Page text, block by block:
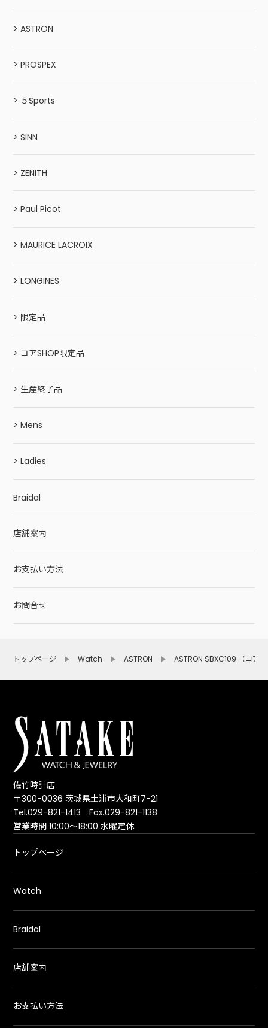
> ASTRON
> PROSPEX
> ５Sports
> SINN
> ZENITH
> Paul Picot
> MAURICE LACROIX
> LONGINES
> 限定品
> コアSHOP限定品
> 生産終了品
> Mens
> Ladies
Braidal
店舗案内
お支払い方法
お問合せ
トップページ Watch ASTRON ASTRON SBXC109 （コア
佐竹時計店
〒300-0036 茨城県土浦市大和町7-21
Tel.029-821-1413 Fax.029-821-1138
営業時間 10:00～18:00 水曜定休
トップページ
Watch
Braidal
店舗案内
お支払い方法